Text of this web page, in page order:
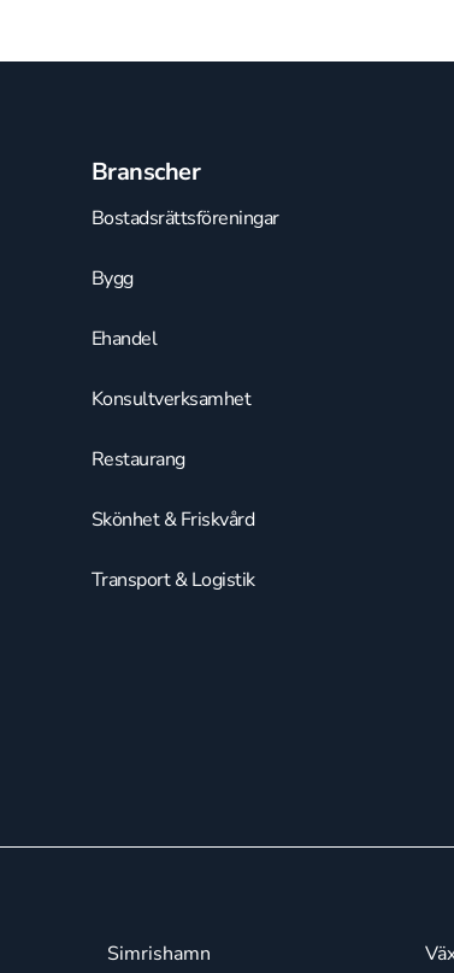
Branscher
Bostadsrättsföreningar
Bygg
Ehandel
Konsultverksamhet
Restaurang
Skönhet & Friskvård
Transport & Logistik
Simrishamn